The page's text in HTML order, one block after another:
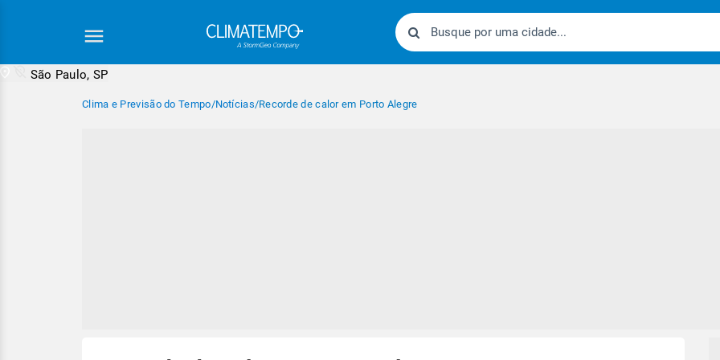
São Paulo, SP
Clima e Previsão do Tempo/Notícias/Recorde de calor em Porto Alegre